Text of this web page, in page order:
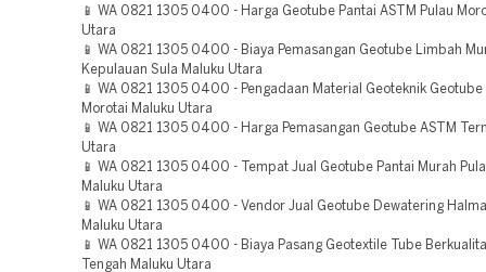
📱 WA 0821 1305 0400 - Harga Geotube Pantai ASTM Pulau
Utara
📱 WA 0821 1305 0400 - Biaya Pemasangan Geotube Limbah
Kepulauan Sula Maluku Utara
📱 WA 0821 1305 0400 - Pengadaan Material Geoteknik Geotube
Morotai Maluku Utara
📱 WA 0821 1305 0400 - Harga Pemasangan Geotube ASTM
Utara
📱 WA 0821 1305 0400 - Tempat Jual Geotube Pantai Murah
Maluku Utara
📱 WA 0821 1305 0400 - Vendor Jual Geotube Dewatering
Maluku Utara
📱 WA 0821 1305 0400 - Biaya Pasang Geotextile Tube
Tengah Maluku Utara